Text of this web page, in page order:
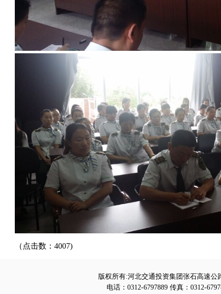
（点击数：4007)
版权所有:河北交通投资集团张石高速公
电话：0312-6797889 传真：0312-